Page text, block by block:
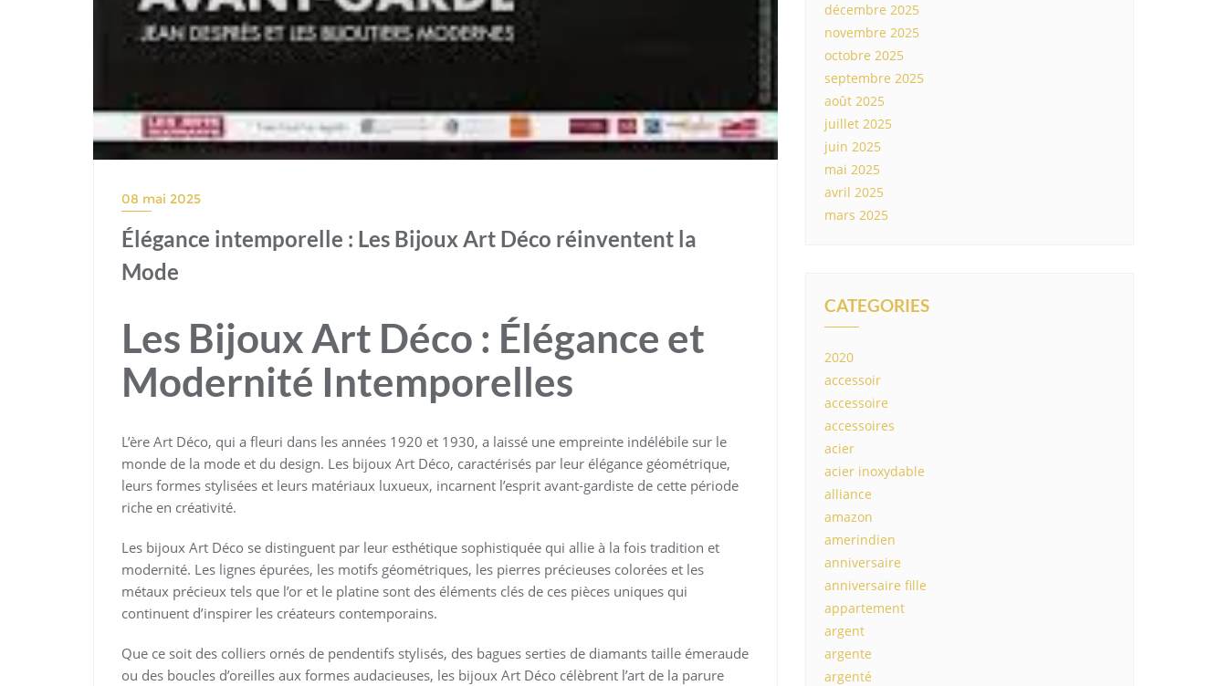
08 mai 2025
Élégance intemporelle : Les Bijoux Art Déco réinventent la
Mode
Les Bijoux Art Déco : Élégance et
Modernité Intemporelles
L’ère Art Déco, qui a fleuri dans les années 1920 et 1930, a laissé une empreinte indélébile sur le
monde de la mode et du design. Les bijoux Art Déco, caractérisés par leur élégance géométrique,
leurs formes stylisées et leurs matériaux luxueux, incarnent l’esprit avant-gardiste de cette période
riche en créativité.
Les bijoux Art Déco se distinguent par leur esthétique sophistiquée qui allie à la fois tradition et
modernité. Les lignes épurées, les motifs géométriques, les pierres précieuses colorées et les
métaux précieux tels que l’or et le platine sont des éléments clés de ces pièces uniques qui
continuent d’inspirer les créateurs contemporains.
Que ce soit des colliers ornés de pendentifs stylisés, des bagues serties de diamants taille émeraude
ou des boucles d’oreilles aux formes audacieuses, les bijoux Art Déco célèbrent l’art de la parure
décembre 2025
novembre 2025
octobre 2025
septembre 2025
août 2025
juillet 2025
juin 2025
mai 2025
avril 2025
mars 2025
CATEGORIES
2020
accessoir
accessoire
accessoires
acier
acier inoxydable
alliance
amazon
amerindien
anniversaire
anniversaire fille
appartement
argent
argente
argenté